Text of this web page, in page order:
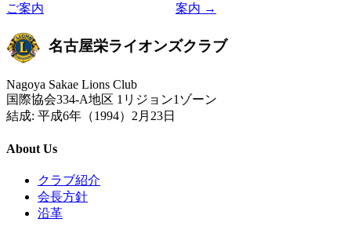
ご案内
案内 →
名古屋栄ライオンズクラブ
Nagoya Sakae Lions Club
国際協会334-A地区 1リジョン1ゾーン
結成: 平成6年（1994）2月23日
About Us
クラブ紹介
会長方針
沿革